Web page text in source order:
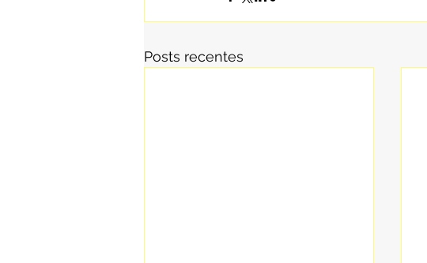
Posts recentes